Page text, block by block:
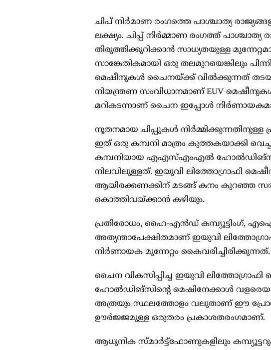
ചിപ് നിർമാണ രംഗത്തെ പാശ്ചാത്യ
ലക്ഷ്യം. ചിപ്പ് നിർമ്മാണ രംഗത്ത്
തിരുത്തിക്കുറിക്കാൻ സാധ്യതയുള്ള
സാങ്കേതികമായി ഒരു തലമുറയെങ്കിലും
മെഷീനുകൾ ചൈനയ്ക്ക് വിൽക്കുന്നത്
നിയന്ത്രണ സംവിധാനമാണ് EUV
മറികടന്നാണ് ചൈന ഇപ്പോൾ
നൂതനമായ ചിപ്പുകൾ നിർമ്മിക്കുന്നതിനുള്ള
ഇത് ഒരു കമ്പനി മാത്രം കുത്തകയാക്കി
കമ്പനിയായ എഎസ്എംഎൽ
നിലവിലുള്ളത്. ഇയുവി ലിത്തോഗ്രാഫി
ആയിരക്കണക്കിന് മടങ്ങ് കനം കുറഞ്ഞ
കൊത്തിവയ്ക്കാൻ കഴിയും.
പ്രതിരോധം, ഹൈ-എൻഡ് കമ്പ്യൂട്ടിംഗ്,
അത്യന്താപേക്ഷിതമാണ് ഇയുവി
നിർണായക മുന്നേറ്റം കൈവരിച്ചിരിക്കുന്നത്.
ചൈന വികസിപ്പിച്ച ഇയുവി
ഹോൽഡിങ്‌സിന്റെ മെഷിനേക്കാൾ
അത്രയും സ്ഥലത്തോളം വലുതാണ് ഈ
ഊർജ്ജമുള്ള ഒരുതരം പ്രകാശതരംഗമാണ്.
ആധുനിക സ്മാർട്ട്‌ഫോണുകളിലും